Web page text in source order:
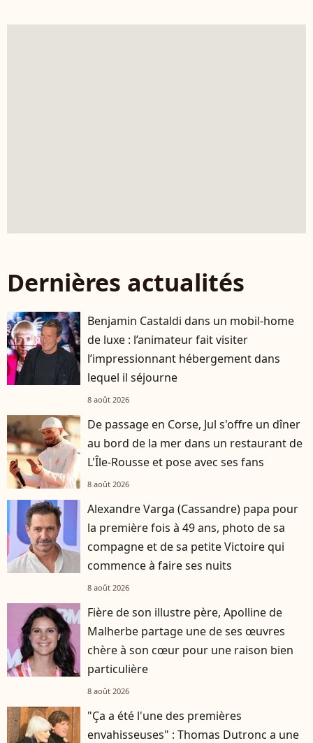
Dernières actualités
Benjamin Castaldi dans un mobil-home
de luxe : l’animateur fait visiter
l’impressionnant hébergement dans
lequel il séjourne
8 août 2026
De passage en Corse, Jul s'offre un dîner
au bord de la mer dans un restaurant de
L'Île-Rousse et pose avec ses fans
8 août 2026
Alexandre Varga (Cassandre) papa pour
la première fois à 49 ans, photo de sa
compagne et de sa petite Victoire qui
commence à faire ses nuits
8 août 2026
Fière de son illustre père, Apolline de
Malherbe partage une de ses œuvres
chère à son cœur pour une raison bien
particulière
8 août 2026
"Ça a été l'une des premières
envahisseuses" : Thomas Dutronc a une